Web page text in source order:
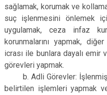
sağlamak, korumak ve
suç işlenmesini önlemek
uygulamak, ceza infaz
korunmalarını yapmak,
icrası ile bunlara dayalı emir
görevleri yapmak.
b. Adli Görevler: İşlenmiş
belirtilen işlemleri yapmak